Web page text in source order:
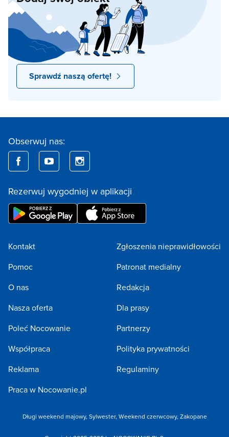
Sprawdź naszą ofertę!
Obserwuj nas:
Rezerwuj wygodniej w aplikacji
Kontakt
Pomoc
O nas
Nasza oferta
Poleć Nocowanie
Współpraca
Reklama
Praca w Nocowanie.pl
Zgłoszenia nieprawidłowości
Patronat medialny
Redakcja
Dla prasy
Partnerzy
Polityka prywatności
Regulaminy
Długi weekend majowy, Sylwester, Weekend czerwcowy, Zakopane